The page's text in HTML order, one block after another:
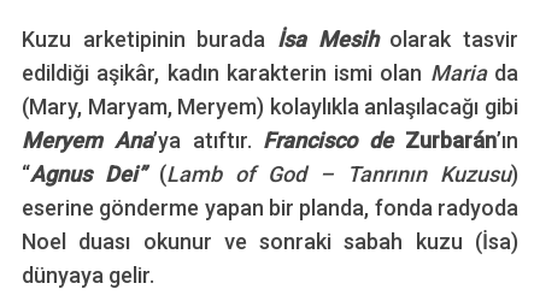
Kuzu arketipinin burada İsa Mesiholarak tasvir
edildiği aşikâr, kadın karakterin ismi olan Mariada
(Mary, Maryam, Meryem) kolaylıkla anlaşılacağı gibi
Meryem Ana’ya atıftır. Francisco de Zurbarán’ın
“Agnus Dei”(Lamb of God – Tanrının Kuzusu)
eserine gönderme yapan bir planda, fonda radyoda
Noel duası okunur ve sonraki sabah kuzu (İsa)
dünyaya gelir.